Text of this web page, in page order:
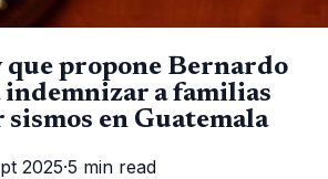
que propone Bernardo
a familias
sismos en Guatemala
2025·5 min read